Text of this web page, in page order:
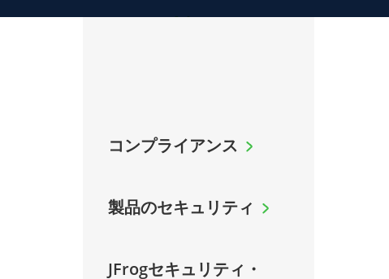
コンプライアンス
製品のセキュリティ
JFrogセキュリティ・